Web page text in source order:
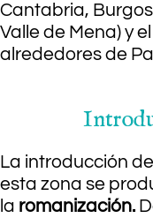
Cantabria,
Valle de Mena) y
alrededores de
La introducción
esta zona se
la romanización.